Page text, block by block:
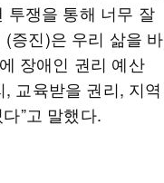
투쟁을 통해 너무 잘
증진)은 우리 삶을 바
장애인 권리 예산
교육받을 권리, 지역
”고 말했다.